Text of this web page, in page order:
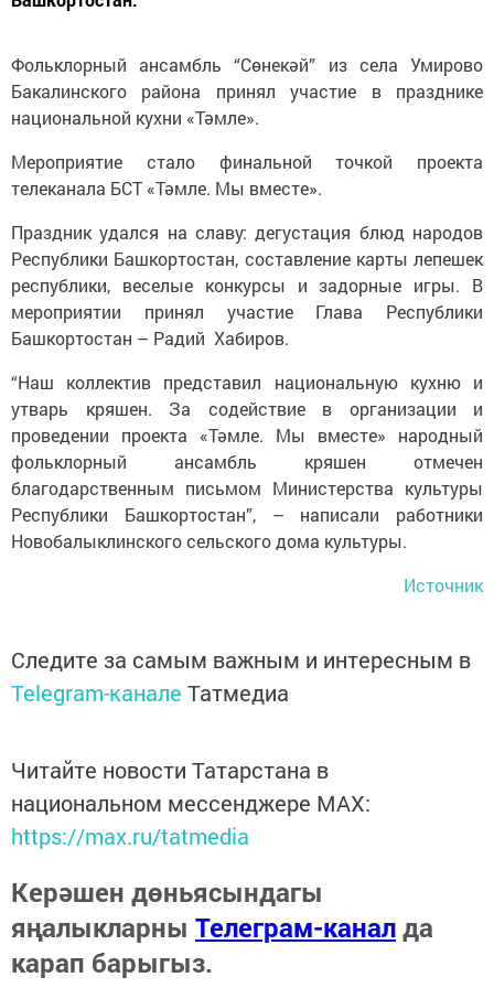
Фольклорный ансамбль “Сөнекәй” из села Умирово
Бакалинского района принял участие в празднике
национальной кухни «Тәмле».
Мероприятие стало финальной точкой проекта
телеканала БСТ «Тәмле. Мы вместе».
Праздник удался на славу: дегустация блюд народов
Республики Башкортостан, составление карты лепешек
республики, веселые конкурсы и задорные игры. В
мероприятии принял участие Глава Республики
Башкортостан – Радий Хабиров.
“Наш коллектив представил национальную кухню и
утварь кряшен. За содействие в организации и
проведении проекта «Тәмле. Мы вместе» народный
фольклорный ансамбль кряшен отмечен
благодарственным письмом Министерства культуры
Республики Башкортостан”, – написали работники
Новобалыклинского сельского дома культуры.
Источник
Следите за самым важным и интересным в
Telegram-канале Татмедиа
Читайте новости Татарстана в
национальном мессенджере MАХ:
https://max.ru/tatmedia
Керәшен дөньясындагы
яңалыкларны Телеграм-каналда
карап барыгыз.